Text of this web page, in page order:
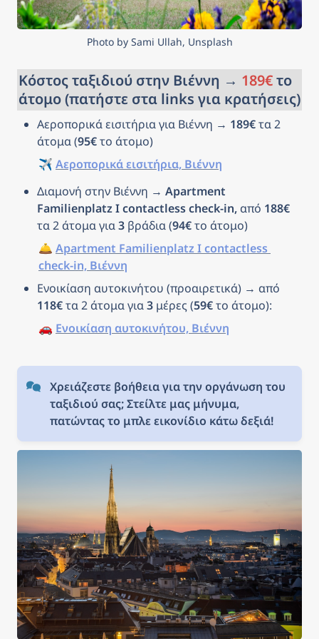
Photo by Sami Ullah, Unsplash
Κόστος ταξιδιού στην Βιέννη → 189€ το
άτομο (πατήστε στα links για κρατήσεις)
Αεροπορικά εισιτήρια για Βιέννη → 189€ τα 2
άτομα (95€ το άτομο)
✈️ Αεροπορικά εισιτήρια, Βιέννη
Διαμονή στην Βιέννη → Apartment
Familienplatz I contactless check-in, από 188€
τα 2 άτομα για 3 βράδια (94€ το άτομο)
🛎️ Apartment Familienplatz I contactless
check-in, Βιέννη
118€ τα 2 άτομα για 3 μέρες (59€ το άτομο):
🚗 Ενοικίαση αυτοκινήτου, Βιέννη
Χρειάζεστε βοήθεια για την οργάνωση του
ταξιδιού σας; Στείλτε μας μήνυμα,
πατώντας το μπλε εικονίδιο κάτω δεξιά!